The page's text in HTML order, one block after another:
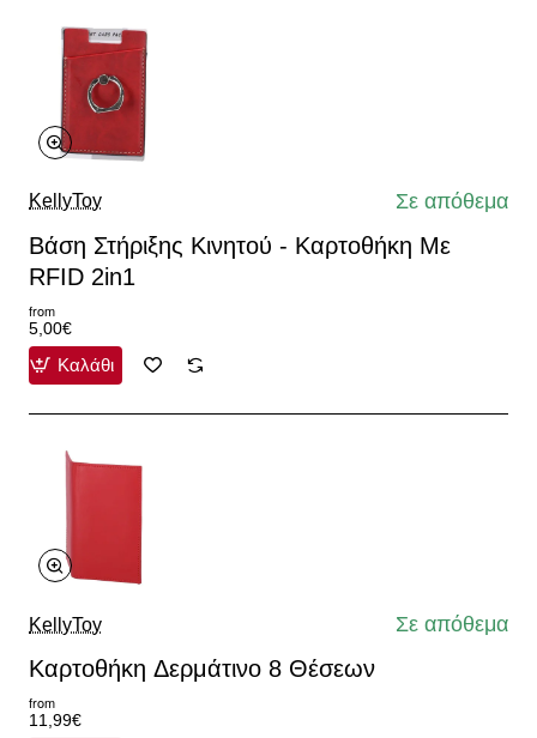
KellyToy Σε απόθεμα
Βάση Στήριξης Κινητού - Καρτοθήκη Με
RFID 2in1
from
5,00€
Καλάθι
KellyToy Σε απόθεμα
Καρτοθήκη Δερμάτινο 8 Θέσεων
from
11,99€